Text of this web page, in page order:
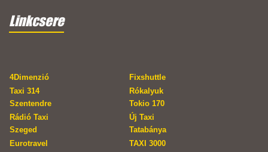
Linkcsere
4Dimenzió
Fixshuttle
Taxi 314
Szentendre
Rókalyuk
Tokio 170
Rádió Taxi
Szeged
Új Taxi
Tatabánya
Eurotravel
TAXI 3000